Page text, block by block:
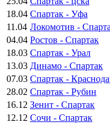
18.04 Спартак - Уфа
11.04 Локомотив -
04.04 Ростов - Спартак
18.03 Спартак - Урал
13.03 Динамо - Спартак
07.03 Спартак -
28.02 Спартак - Рубин
16.12 Зенит - Спартак
12.12 Сочи - Спартак